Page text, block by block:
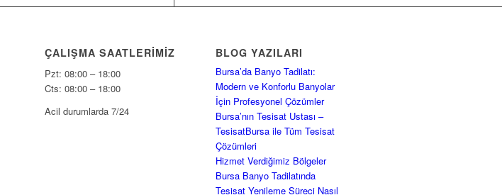
ÇALIŞMA SAATLERIMIZ
Pzt: 08:00 – 18:00
Cts: 08:00 – 18:00
Acil durumlarda 7/24
BLOG YAZILARI
Bursa’da Banyo Tadilatı:
Modern ve Konforlu Banyolar
İçin Profesyonel Çözümler
Bursa’nın Tesisat Ustası –
TesisatBursa ile Tüm Tesisat
Çözümleri
Hizmet Verdiğimiz Bölgeler
Bursa Banyo Tadilatında
Tesisat Yenileme Süreci Nasıl